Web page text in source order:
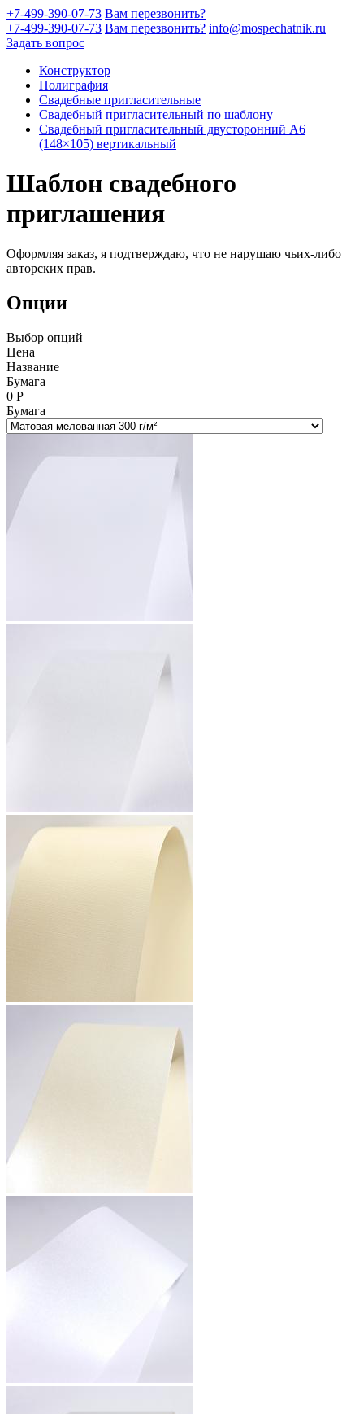
+7-499-390-07-73 Вам перезвонить?
+7-499-390-07-73 Вам перезвонить? info@mospechatnik.ru
Задать вопрос
Конструктор
Полиграфия
Свадебные пригласительные
Свадебный пригласительный по шаблону
Свадебный пригласительный двусторонний A6
(148×105) вертикальный
Шаблон свадебного
приглашения
Оформляя заказ, я подтверждаю, что не нарушаю чьих-либо
авторских прав.
Опции
Выбор опций
Цена
Название
Бумага
0 Р
Бумага